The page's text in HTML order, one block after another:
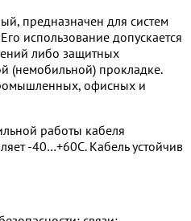
предназначен для систем
использование допускается
либо защитных
(немобильной) прокладке.
офисных и
работы кабеля
-40…+60С. Кабель устойчив